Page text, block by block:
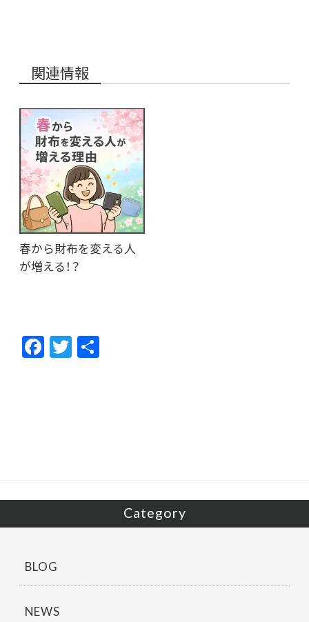
関連情報
春から財布を変える人
が増える！？
F
ac
T
w
Category
BLOG
NEWS